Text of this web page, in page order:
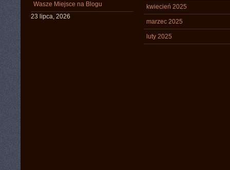
Wasze Miejsce na Blogu
23 lipca, 2026
kwiecień 2025
marzec 2025
luty 2025